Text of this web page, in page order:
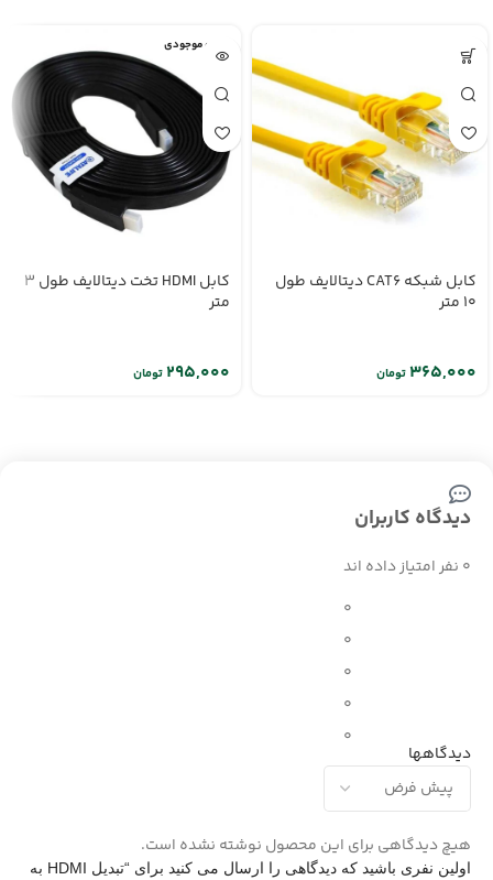
کابل شبکه CAT6 دیتالایف طول
10 متر
تومان
اتمام موجودی
کابل HDMI تخت دیتالایف طول 3
متر
تومان
دیدگاه کاربران
0 نفر امتیاز داده اند
0
0
0
0
0
دیدگاهها
هیچ دیدگاهی برای این محصول نوشته نشده است.
اولین نفری باشید که دیدگاهی را ارسال می کنید برای “تبدیل HDMI به